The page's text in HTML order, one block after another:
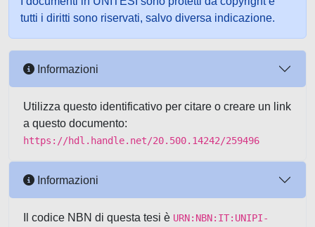
tutti i diritti sono riservati, salvo diversa indicazione.
Informazioni
Utilizza questo identificativo per citare o creare un link
a questo documento:
https://hdl.handle.net/20.500.14242/259496
Informazioni
Il codice NBN di questa tesi è URN:NBN:IT:UNIPI-